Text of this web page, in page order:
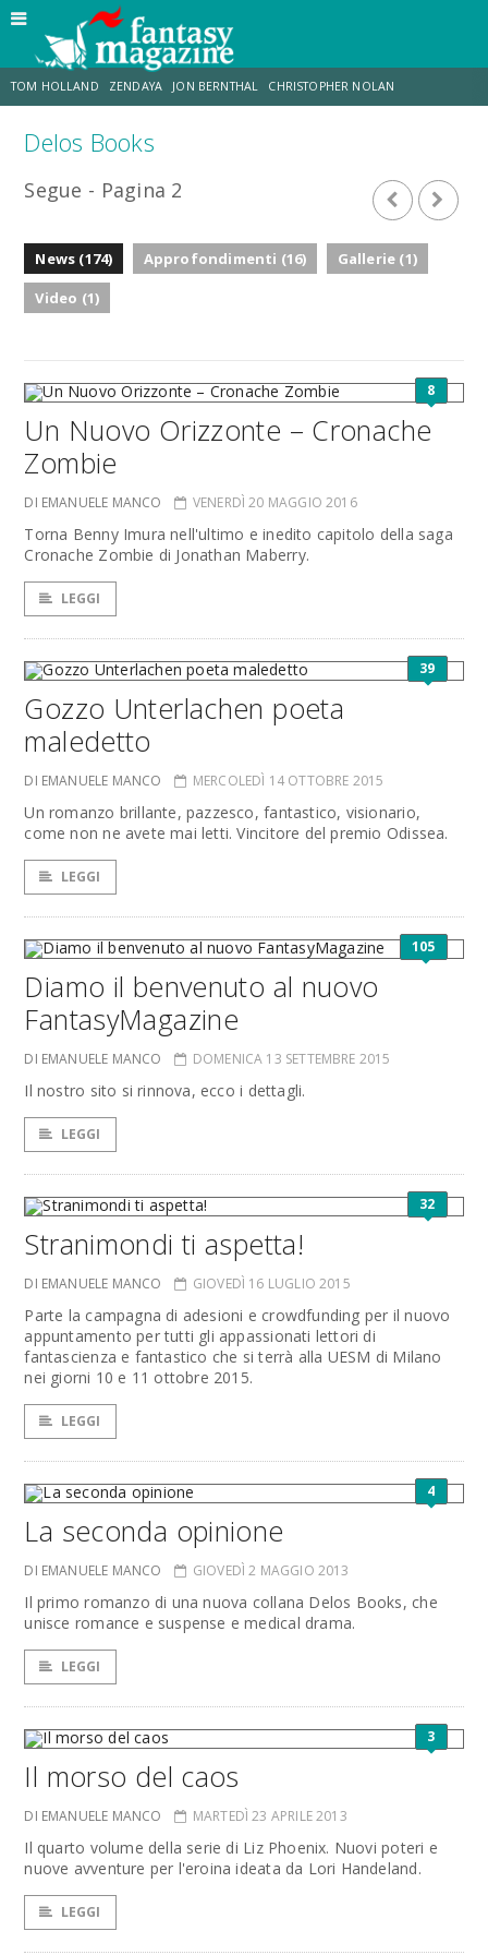
TOM HOLLAND ZENDAYA JON BERNTHAL CHRISTOPHER NOLAN
Delos Books
Segue - Pagina 2
News (174) Approfondimenti (16)
Gallerie (1)
Video (1)
8
Un Nuovo Orizzonte – Cronache
Zombie
DI EMANUELE MANCO VENERDÌ 20 MAGGIO 2016
Torna Benny Imura nell'ultimo e inedito capitolo della saga
Cronache Zombie di Jonathan Maberry.
LEGGI
39
Gozzo Unterlachen poeta
maledetto
DI EMANUELE MANCO MERCOLEDÌ 14 OTTOBRE 2015
Un romanzo brillante, pazzesco, fantastico, visionario,
come non ne avete mai letti. Vincitore del premio Odissea.
LEGGI
105
Diamo il benvenuto al nuovo
FantasyMagazine
DI EMANUELE MANCO DOMENICA 13 SETTEMBRE 2015
Il nostro sito si rinnova, ecco i dettagli.
LEGGI
32
Stranimondi ti aspetta!
DI EMANUELE MANCO GIOVEDÌ 16 LUGLIO 2015
Parte la campagna di adesioni e crowdfunding per il nuovo
appuntamento per tutti gli appassionati lettori di
fantascienza e fantastico che si terrà alla UESM di Milano
nei giorni 10 e 11 ottobre 2015.
LEGGI
4
La seconda opinione
DI EMANUELE MANCO GIOVEDÌ 2 MAGGIO 2013
Il primo romanzo di una nuova collana Delos Books, che
unisce romance e suspense e medical drama.
LEGGI
3
Il morso del caos
DI EMANUELE MANCO MARTEDÌ 23 APRILE 2013
Il quarto volume della serie di Liz Phoenix. Nuovi poteri e
nuove avventure per l'eroina ideata da Lori Handeland.
LEGGI